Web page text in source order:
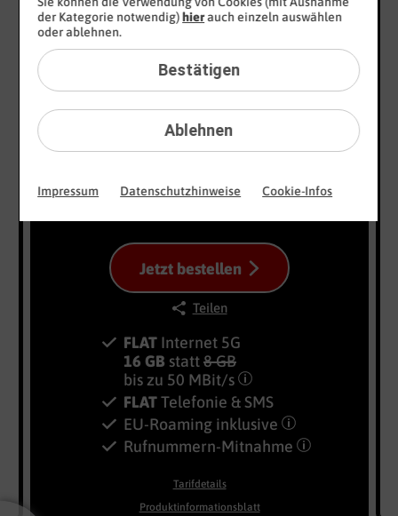
x
10
GB
gratis
13,99€
1099
€ mtl.
Bereitstellungspreis 0,– €
Jetzt bestellen
Teilen
FLAT Internet 5G
16 GB statt8 GB
bis zu 50 MBit/s
FLATTelefonie & SMS
EU-Roaming inklusive
Rufnummern-​Mitnahme
Tarifdetails
Produktinformationsblatt
Ablehnen
der Kategorie notwendig)hierauch einzeln auswählen
oder ablehnen.
Bestätigen
Impressum Datenschutzhinweise Cookie-Infos